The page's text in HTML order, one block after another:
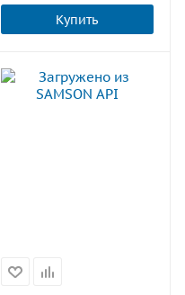
Купить